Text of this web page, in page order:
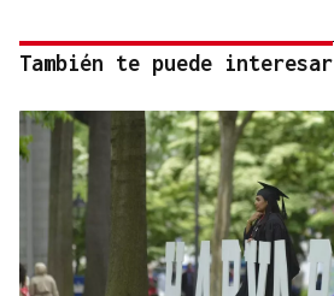
También te puede interesar